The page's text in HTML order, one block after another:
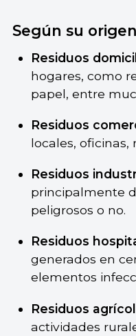
Según su origen
Residuos
hogares, como
papel, entre
Residuos
locales, oficinas,
Residuos
principalmente
peligrosos o no.
Residuos
generados en
elementos
Residuos
actividades